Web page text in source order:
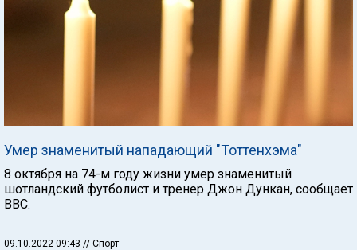
Умер знаменитый нападающий "Тоттенхэма"
8 октября на 74-м году жизни умер знаменитый
шотландский футболист и тренер Джон Дункан, сообщает
ВВС.
09.10.2022 09:43 // Спорт